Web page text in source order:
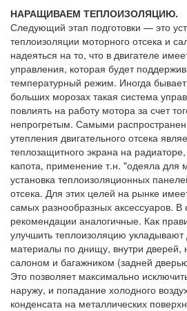
НАРАЩИВАЕМ ТЕПЛОИЗОЛЯЦИЮ.
Следующий этап подготовки — это
теплоизоляции моторного отсека и
надеяться на то, что в двигателе
управления, которая будет
температурный режим. Иногда
больших морозах такая система
повлиять на работу мотора за счет
непрогретым. Самыми
утепления двигательного отсека
теплозащитного экрана на
капота, применение т.н. "одеяла для
установка теплоизоляционных
отсека. Для этих целей на рынке
самых разнообразных аксессуаров.
рекомендации аналогичные. Как
улучшить теплоизоляцию
материалы по днищу, внутри дверей,
салоном и багажником (задней
Это позволяет максимально
наружу, и попадание холодного
конденсата на металлических